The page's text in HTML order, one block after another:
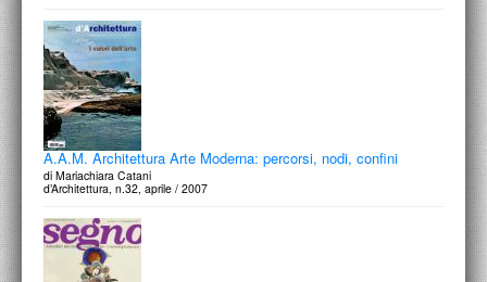
A.A.M. Architettura Arte Moderna: percorsi, nodi, confini
di Mariachiara Catani
d’Architettura, n.32, aprile / 2007